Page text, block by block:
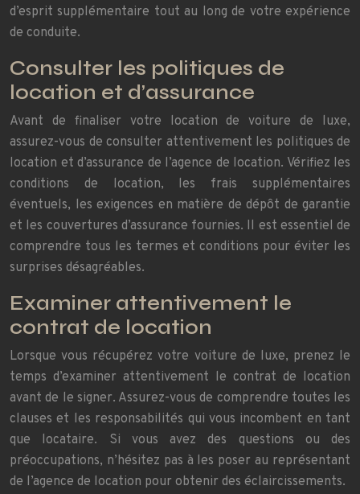
d’esprit supplémentaire tout au long de votre expérience
de conduite.
Consulter les politiques de
location et d’assurance
Avant de finaliser votre location de voiture de luxe,
assurez-vous de consulter attentivement les politiques de
location et d’assurance de l’agence de location. Vérifiez les
conditions de location, les frais supplémentaires
éventuels, les exigences en matière de dépôt de garantie
et les couvertures d’assurance fournies. Il est essentiel de
comprendre tous les termes et conditions pour éviter les
surprises désagréables.
Examiner attentivement le
contrat de location
Lorsque vous récupérez votre voiture de luxe, prenez le
temps d’examiner attentivement le contrat de location
avant de le signer. Assurez-vous de comprendre toutes les
clauses et les responsabilités qui vous incombent en tant
que locataire. Si vous avez des questions ou des
préoccupations, n’hésitez pas à les poser au représentant
de l’agence de location pour obtenir des éclaircissements.